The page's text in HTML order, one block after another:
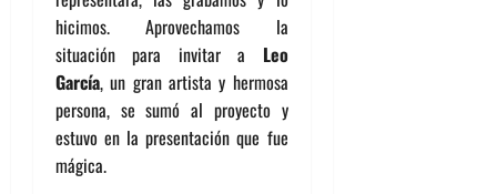
hicimos. Aprovechamos la
situación para invitar a Leo
García, un gran artista y hermosa
persona, se sumó al proyecto y
estuvo en la presentación que fue
mágica.